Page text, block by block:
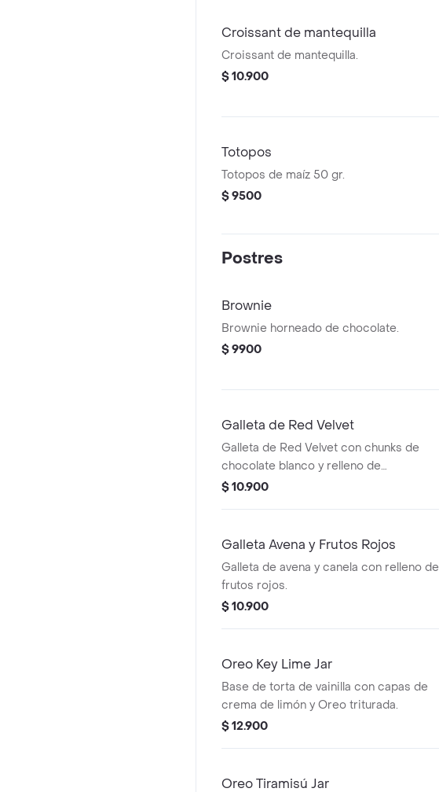
Croissant de mantequilla
Croissant de mantequilla.
$ 10.900
Totopos
Totopos de maíz 50 gr.
$ 9500
Postres
Brownie
Brownie horneado de chocolate.
$ 9900
Galleta de Red Velvet
Galleta de Red Velvet con chunks de
chocolate blanco y relleno de
Cheesecake.
$ 10.900
Galleta Avena y Frutos Rojos
Galleta de avena y canela con relleno de
frutos rojos.
$ 10.900
Oreo Key Lime Jar
Base de torta de vainilla con capas de
crema de limón y Oreo triturada.
$ 12.900
Oreo Tiramisú Jar